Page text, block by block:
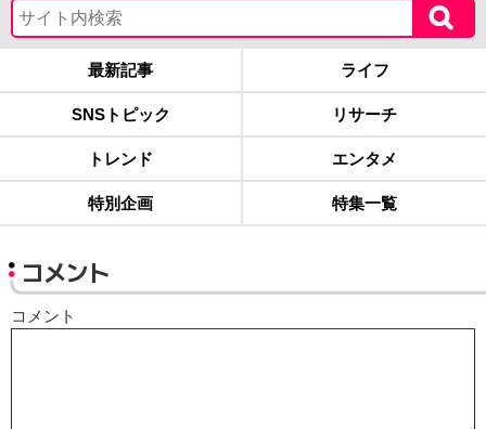
最新記事 ライフ
SNSトピック リサーチ
トレンド エンタメ
特別企画 特集一覧
コメント
コメント